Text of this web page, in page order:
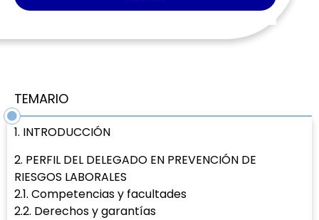
TEMARIO
1. INTRODUCCIÓN
2. PERFIL DEL DELEGADO EN PREVENCIÓN DE
RIESGOS LABORALES
2.1. Competencias y facultades
2.2. Derechos y garantías